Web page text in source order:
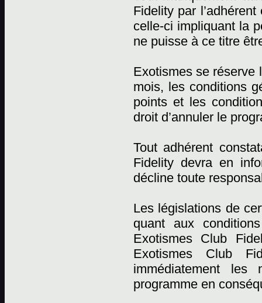
Fidelity par
celle-ci impliquant la
ne puisse à ce titre
Exotismes se réserve
mois, les conditions
points et les
droit d’annuler le
Tout adhérent
Fidelity devra en
décline toute
Les législations de
quant aux
Exotismes Club
Exotismes Club
immédiatement
programme en